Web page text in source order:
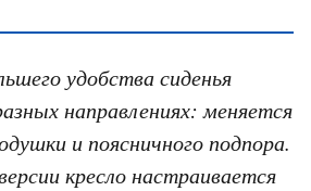
удобства сиденья
направлениях: меняется
и поясничного подпора.
кресло настраивается